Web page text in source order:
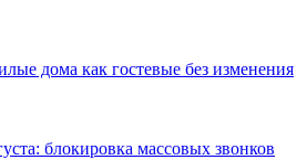
дома как гостевые без изменения
блокировка массовых звонков